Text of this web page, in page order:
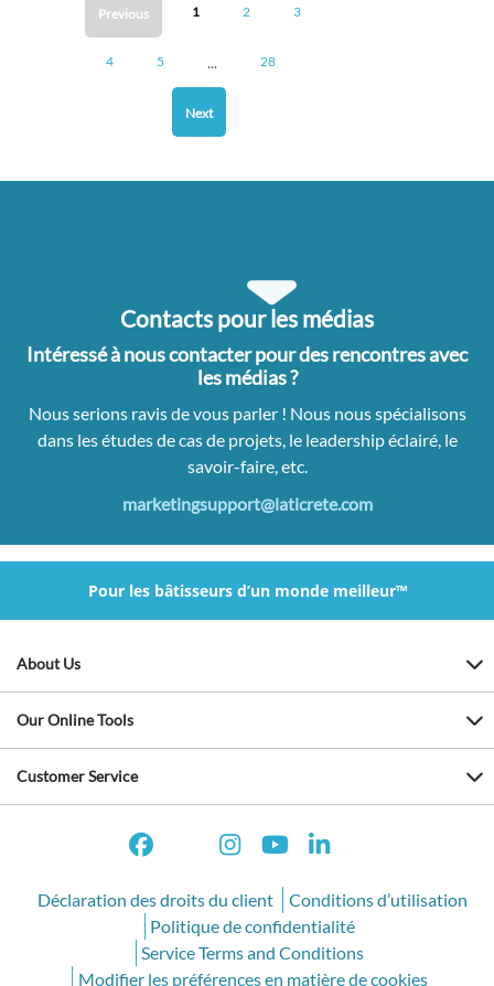
Previous 1 2 3
4 5 ... 28
Next
Contacts pour les médias
Intéressé à nous contacter pour des rencontres avec
les médias ?
Nous serions ravis de vous parler ! Nous nous spécialisons
dans les études de cas de projets, le leadership éclairé, le
savoir-faire, etc.
marketingsupport@laticrete.com
Pour les bâtisseurs d’un monde meilleur™
About Us
Our Online Tools
Customer Service
Déclaration des droits du client
Conditions d’utilisation
Politique de confidentialité
Service Terms and Conditions
Modifier les préférences en matière de cookies